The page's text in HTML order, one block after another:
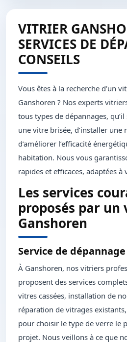
VITRIER
SERVICES DE
CONSEILS
Vous êtes à la recherche d’un
Ganshoren ? Nos experts
tous types de dépannages, qu’il
une vitre brisée, d’installer une
d’améliorer l’efficacité
habitation. Nous vous
rapides et efficaces, adaptées à
Les services
proposés par un
Ganshoren
Service de
À Ganshoren, nos vitriers
proposent des services
vitres cassées, installation de
réparation de vitrages
pour choisir le type de verre le
projet. Nous veillons à ce que